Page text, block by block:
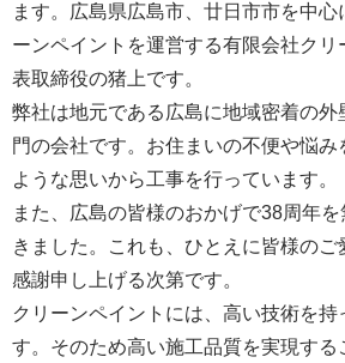
ます。広島県広島市、廿日市市を中心
ーンペイントを運営する有限会社クリ
表取締役の猪上です。
弊社は地元である広島に地域密着の外
門の会社です。お住まいの不便や悩
ような思いから工事を行っています。
また、広島の皆様のおかげで38周年
きました。これも、ひとえに皆様のご
感謝申し上げる次第です。
クリーンペイントには、高い技術を持
す。そのため高い施工品質を実現する